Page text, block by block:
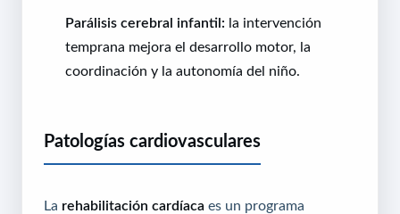
Parálisis cerebral infantil: la intervención
temprana mejora el desarrollo motor, la
coordinación y la autonomía del niño.
Patologías cardiovasculares
La rehabilitación cardíaca es un programa